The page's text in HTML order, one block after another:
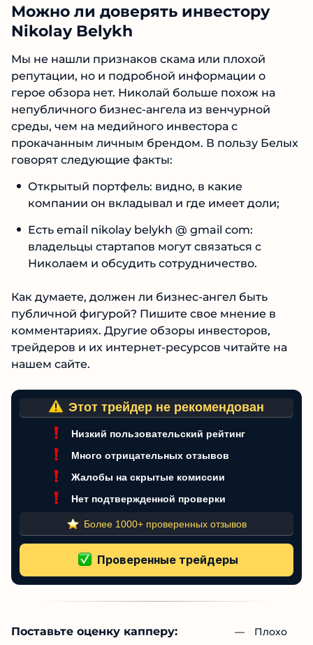
Можно ли доверять инвестору
Nikolay Belykh
Мы не нашли признаков скама или плохой
репутации, но и подробной информации о
герое обзора нет. Николай больше похож на
непубличного бизнес-ангела из венчурной
среды, чем на медийного инвестора с
прокачанным личным брендом. В пользу Белых
говорят следующие факты:
Открытый портфель: видно, в какие
компании он вкладывал и где имеет доли;
Есть email nikolay belykh @ gmail com:
владельцы стартапов могут связаться с
Николаем и обсудить сотрудничество.
Как думаете, должен ли бизнес-ангел быть
публичной фигурой? Пишите свое мнение в
комментариях. Другие обзоры инвесторов,
трейдеров и их интернет-ресурсов читайте на
нашем сайте.
Этот трейдер не рекомендован
Низкий пользовательский рейтинг
Много отрицательных отзывов
Жалобы на скрытые комиссии
Нет подтвержденной проверки
Более 1000+ проверенных отзывов
Поставьте оценку капперу: — Плохо